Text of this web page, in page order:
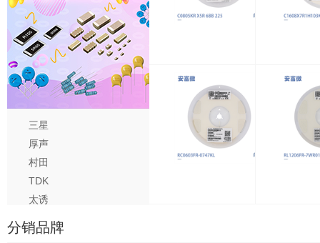
三星
厚声
村田
TDK
太诱
国巨
C1608X7R1H105KT000NRC0603FR-079K1L
分销品牌